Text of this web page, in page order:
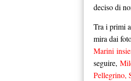
deciso di
Tra i primi
mira dai
Marini
seguire,
Pellegrino,